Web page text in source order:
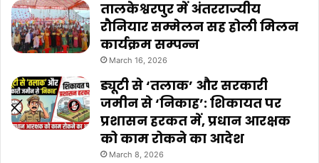
तालकेश्वरपुर में अंतरराज्यीय
रौनियार सम्मेलन सह होली मिलन
कार्यक्रम सम्पन्न
March 16, 2026
ड्यूटी से ‘तलाक’ और सरकारी
जमीन से ‘निकाह’: शिकायत पर
प्रशासन हरकत में, प्रधान आरक्षक
को काम रोकने का आदेश
March 8, 2026